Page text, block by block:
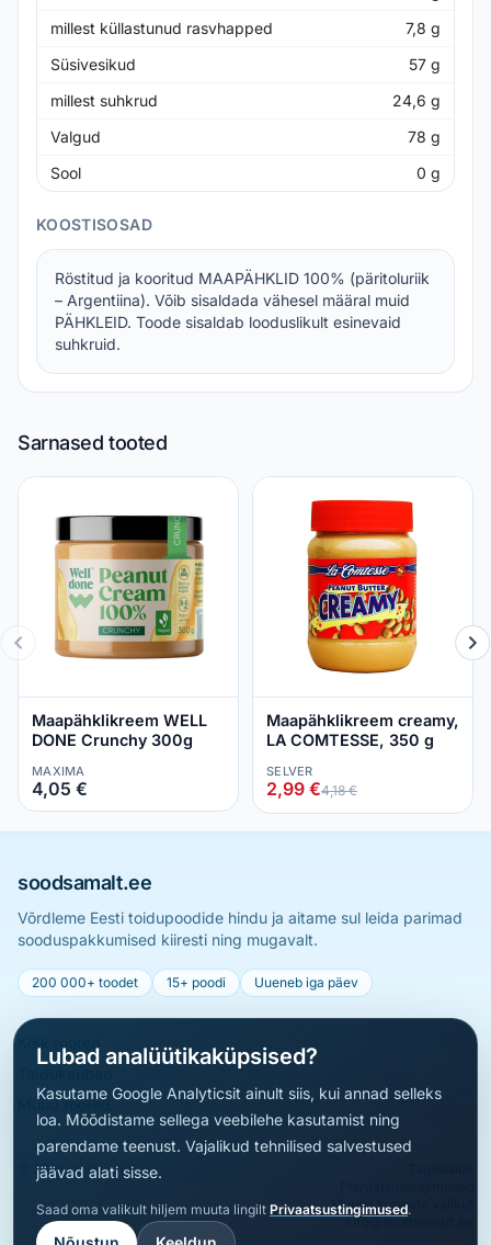
millest küllastunud rasvhapped
7,8 g
Süsivesikud
57 g
millest suhkrud
24,6 g
Valgud
78 g
Sool
0 g
KOOSTISOSAD
Röstitud ja kooritud MAAPÄHKLID 100% (päritoluriik
– Argentiina). Võib sisaldada vähesel määral muid
PÄHKLEID. Toode sisaldab looduslikult esinevaid
suhkruid.
Sarnased tooted
Maapähklikreem WELL
DONE Crunchy 300g
MAXIMA
4,05 €
Maapähklikreem creamy,
LA COMTESSE, 350 g
SELVER
2,99 €4,18 €
soodsamalt.ee
Võrdleme Eesti toidupoodide hindu ja aitame sul leida parimad
sooduspakkumised kiiresti ning mugavalt.
200 000+ toodet 15+ poodi Uueneb iga päev
Muud tooted
© 2026 soodsamalt.ee
Muuda küpsiste valikut
info@soodsamalt.ee
Lubad analüütikaküpsised?
Kasutame Google Analyticsit ainult siis, kui annad selleks
loa. Mõõdistame sellega veebilehe kasutamist ning
parendame teenust. Vajalikud tehnilised salvestused
jäävad alati sisse.
Saad oma valikult hiljem muuta lingilt Privaatsustingimused.